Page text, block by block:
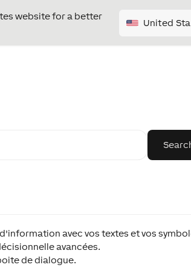
website for a better
United
avec vos textes et vos
avancées.
de dialogue.